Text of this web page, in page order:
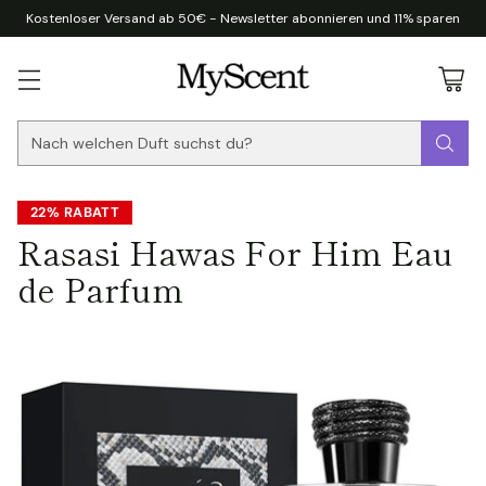
Nach welchen Duft suchst du?
Kostenloser Versand ab 50€ - Newsletter abonnieren und 11% sparen
22% RABATT
Rasasi Hawas For Him Eau
de Parfum